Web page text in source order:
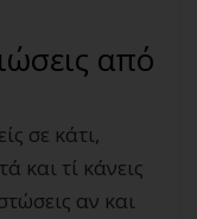
από
σε κάτι,
και τί κάνεις
αν και